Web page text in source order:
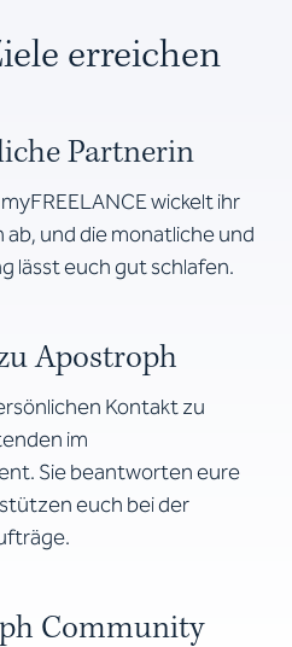
erreichen
Partnerin
wickelt ihr
ab, und die monatliche und
lässt euch gut schlafen.
Apostroph
Kontakt zu
im
Sie beantworten eure
euch bei der
Community